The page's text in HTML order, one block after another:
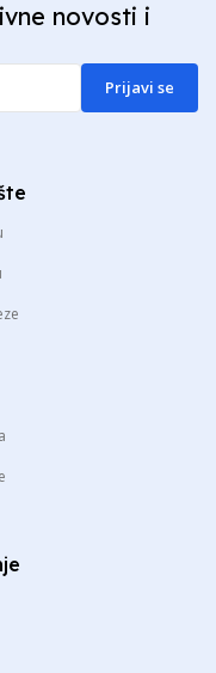
novosti i
Prijavi se